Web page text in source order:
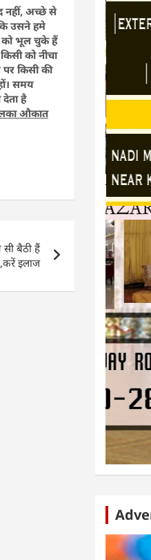
नहीं, अच्छे से
उसने हमे
को भूल चुके हैं
को नीचा
पर किसी की
समय
है
औकात
बैठी हैं
इलाज